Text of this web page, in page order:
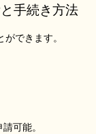
手続き方法
できます。
可能。